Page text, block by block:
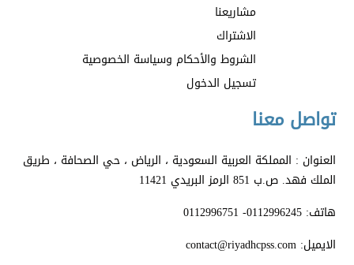
مشاريعنا
الاشتراك
الشروط والأحكام وسياسة الخصوصية
تسجيل الدخول
تواصل معنا
العنوان : المملكة العربية السعودية ، الرياض ، حي الصحافة ، طريق
الملك فهد. ص.ب 851 الرمز البريدي 11421
هاتف: 0112996245- 0112996751
الايميل: contact@riyadhcpss.com